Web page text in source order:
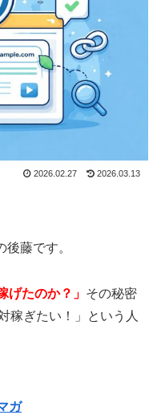
2026.02.27 2026.03.13
藤です。
げたのか？」 その秘密
稼ぎたい！」という人
ガ